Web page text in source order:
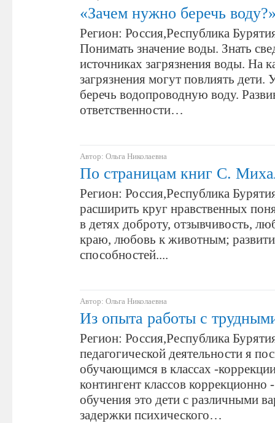
«Зачем нужно беречь
Регион: Россия,Республика
Понимать значение воды. Знать
источниках загрязнения воды. На
загрязнения могут повлиять дети.
беречь водопроводную воду.
ответственности…
Автор: Ольга Николаевна
По страницам книг С.
Регион: Россия,Республика
расширить круг нравственных
в детях доброту, отзывчивость,
краю, любовь к животным;
способностей....
Автор: Ольга Николаевна
Из опыта работы с
Регион: Россия,Республика
педагогической деятельности я
обучающимся в классах -
контингент классов коррекционно
обучения это дети с различными
задержки психического…